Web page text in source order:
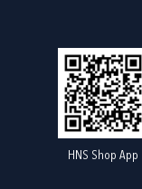
HNS Shop App